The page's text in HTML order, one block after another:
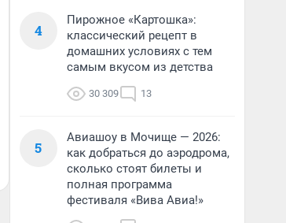
4
Пирожное «Картошка»:
классический рецепт в
домашних условиях с тем
самым вкусом из детства
30 309 13
5
Авиашоу в Мочище — 2026:
как добраться до аэродрома,
сколько стоят билеты и
полная программа
фестиваля «Вива Авиа!»